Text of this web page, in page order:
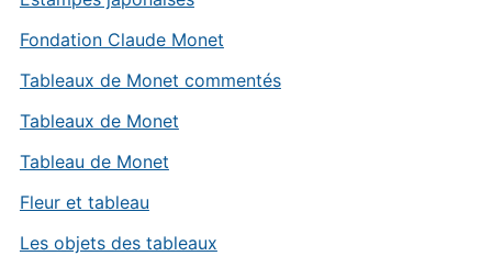
Fondation Claude Monet
Tableaux de Monet commentés
Tableaux de Monet
Tableau de Monet
Fleur et tableau
Les objets des tableaux